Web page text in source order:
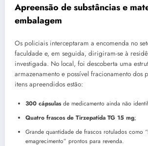
Apreensão de substâncias e
embalagem
Os policiais interceptaram a encomenda no
faculdade e, em seguida, dirigiram-se à
investigada. No local, foi descoberta uma
armazenamento e possível fracionamento dos
itens apreendidos estão:
300 cápsulasde medicamento ainda não
Quatro frascos de Tirzepatida TG 15 mg;
Grande quantidade de frascos rotulados como
emagrecimento” prontos para revenda.